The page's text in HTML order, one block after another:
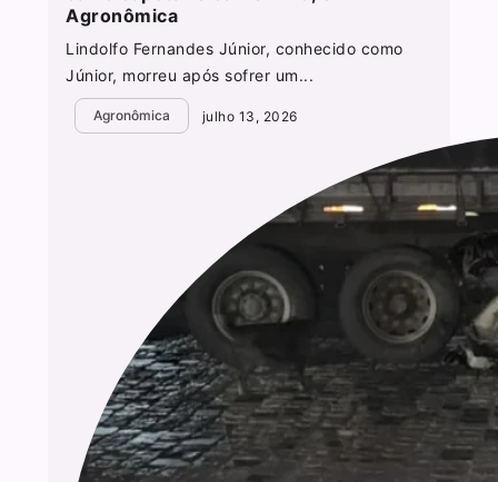
Agronômica
Lindolfo Fernandes Júnior, conhecido como
Júnior, morreu após sofrer um...
Agronômica julho 13, 2026